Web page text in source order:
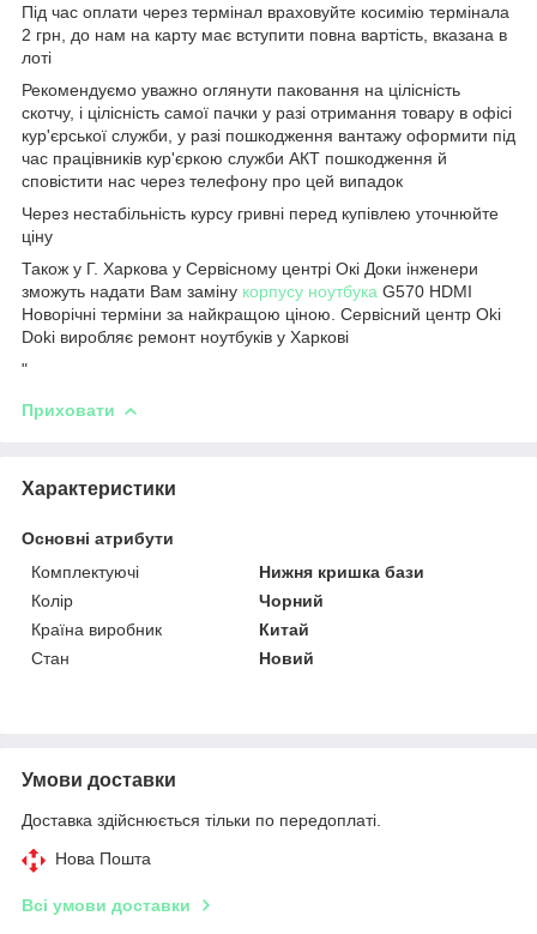
Під час оплати через термінал враховуйте косимію термінала
2 грн, до нам на карту має вступити повна вартість, вказана в
лоті
Рекомендуємо уважно оглянути паковання на цілісність
скотчу, і цілісність самої пачки у разі отримання товару в офісі
кур'єрської служби, у разі пошкодження вантажу оформити під
час працівників кур'єркою служби АКТ пошкодження й
сповістити нас через телефону про цей випадок
Через нестабільність курсу гривні перед купівлею уточнюйте
ціну
Також у Г. Харкова у Сервісному центрі Окі Доки інженери
зможуть надати Вам заміну корпусу ноутбука G570 HDMI
Новорічні терміни за найкращою ціною. Сервісний центр Oki
Doki виробляє ремонт ноутбуків у Харкові
"
Приховати
Характеристики
Основні атрибути
Комплектуючі
Нижня кришка бази
Колір
Чорний
Країна виробник
Китай
Стан
Новий
Умови доставки
Доставка здійснюється тільки по передоплаті.
Нова Пошта
Всі умови доставки